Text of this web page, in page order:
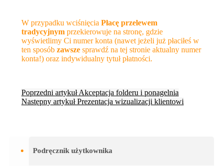
Podręcznik użytkownika
W przypadku wciśnięcia Płacę przelewem
tradycyjnym przekierowuje na stronę, gdzie
wyświetlimy Ci numer konta (nawet jeżeli już płaciłeś w
ten sposób zawsze sprawdź na tej stronie aktualny numer
konta!) oraz indywidualny tytuł płatności.
Poprzedni artykułAkceptacja folderu i ponagelnia
Następny artykułPrezentacja wizualizacji klientowi